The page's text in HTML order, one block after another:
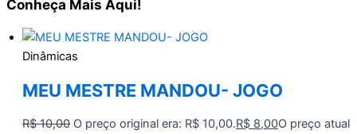
Conheça Mais Aqui!
Dinâmicas
MEU MESTRE MANDOU- JOGO
R$10,00 O preço original era: R$ 10,00.R$ 8,00O preço atual